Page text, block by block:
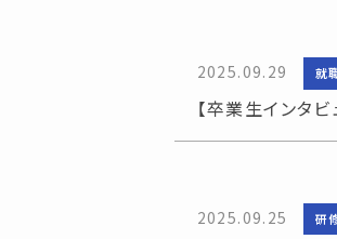
2025.09.29 就
【卒業生インタ
2025.09.25 研